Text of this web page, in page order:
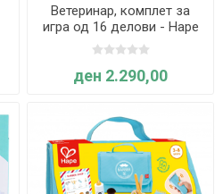
Ветеринар, комплет за
игра од 16 делови - Hape
International
ден 2.290,00